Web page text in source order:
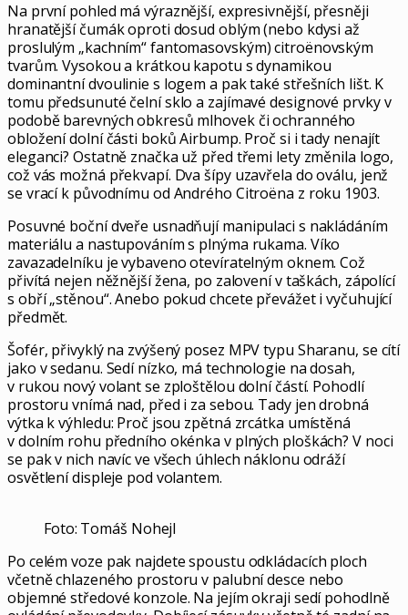
Na první pohled má výraznější, expresivnější, přesněji
hranatější čumák oproti dosud oblým (nebo kdysi až
proslulým „kachním“ fantomasovským) citroënovským
tvarům. Vysokou a krátkou kapotu s dynamikou
dominantní dvoulinie s logem a pak také střešních lišt. K
tomu předsunuté čelní sklo a zajímavé designové prvky v
podobě barevných obkresů mlhovek či ochranného
obložení dolní části boků Airbump. Proč si i tady nenajít
eleganci? Ostatně značka už před třemi lety změnila logo,
což vás možná překvapí. Dva šípy uzavřela do oválu, jenž
se vrací k původnímu od Andrého Citroëna z roku 1903.
Posuvné boční dveře usnadňují manipulaci s nakládáním
materiálu a nastupováním s plnýma rukama. Víko
zavazadelníku je vybaveno otevíratelným oknem. Což
přivítá nejen něžnější žena, po zalovení v taškách, zápolící
s obří „stěnou“. Anebo pokud chcete převážet i vyčuhující
předmět.
Šofér, přivyklý na zvýšený posez MPV typu Sharanu, se cítí
jako v sedanu. Sedí nízko, má technologie na dosah,
v rukou nový volant se zploštělou dolní částí. Pohodlí
prostoru vnímá nad, před i za sebou. Tady jen drobná
výtka k výhledu: Proč jsou zpětná zrcátka umístěná
v dolním rohu předního okénka v plných ploškách? V noci
se pak v nich navíc ve všech úhlech náklonu odráží
osvětlení displeje pod volantem.
Foto: Tomáš Nohejl
Po celém voze pak najdete spoustu odkládacích ploch
včetně chlazeného prostoru v palubní desce nebo
objemné středové konzole. Na jejím okraji sedí pohodlně